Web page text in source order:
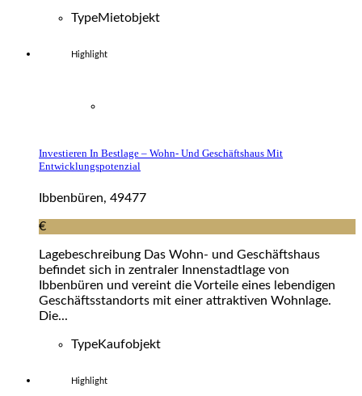
TypeMietobjekt
Highlight
Investieren In Bestlage – Wohn- Und Geschäftshaus Mit
Entwicklungspotenzial
Ibbenbüren, 49477
€
Lagebeschreibung Das Wohn- und Geschäftshaus
befindet sich in zentraler Innenstadtlage von
Ibbenbüren und vereint die Vorteile eines lebendigen
Geschäftsstandorts mit einer attraktiven Wohnlage.
Die...
TypeKaufobjekt
Highlight